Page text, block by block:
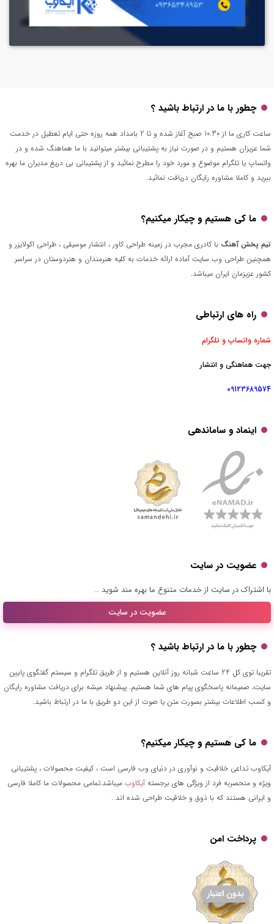
چطور با ما در ارتباط باشید ؟
ساعت کاری ما از 10.30 صبح آغاز شده و تا 2 بامداد همه روزه حتی ایام تعطیل در خدمت
شما عزیزان هستیم و در صورت نیاز به پشتیبانی بیشتر میتوانید با ما هماهنگ شده و در
واتساپ یا تلگرام موضوع و مورد خود را مطرح نمائید و از پشتیبانی بی دریغ مدیران ما بهره
ببرید و کاملا مشاوره رایگان دریافت نمائید.
ما کی هستیم و چیکار میکنیم؟
تیم پخش آهنگ با کادری مجرب در زمینه طراحی کاور ، انتشار موسیقی ، طراحی اکولایزر و
همچنین طراحی وب سایت آماده ارائه خدمات به کلیه هنرمندان و هنردوستان در سراسر
کشور عزیزمان ایران میباشد.
راه های ارتباطی
شماره واتساپ و تلگرام
جهت هماهنگی و انتشار
09123689574
اینماد و ساماندهی
عضویت در سایت
با اشتراک در سایت از خدمات متنوع ما بهره مند شوید …
عضویت در سایت
چطور با ما در ارتباط باشید ؟
تقریبا توی کل 24 ساعت شبانه روز آنلاین هستیم و از طریق تلگرام و سیستم گفتگوی پایین
سایت، صمیمانه پاسخگوی پیام های شما هستیم. پیشنهاد میشه برای دریافت مشاوره رایگان
و کسب اطلاعات بیشتر بصورت متن یا صوت از این دو طریق با ما در ارتباط باشید.
ما کی هستیم و چیکار میکنیم؟
آیکاوب تداعی خلاقیت و نوآوری در دنیای وب فارسی است ، کیفیت محصولات ، پشتیبانی
ویژه و منحصربه فرد از ویژگی های برجسته آیکاوب میباشد.تمامی محصولات ما کاملا فارسی
و ایرانی هستند که با ذوق و خلاقیت طراحی شده اند .
پرداخت امن